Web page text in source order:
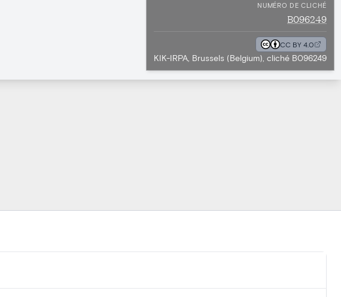
NUMÉRO DE CLICHÉ
B096249
CC BY 4.0
KIK-IRPA, Brussels (Belgium), cliché B096249